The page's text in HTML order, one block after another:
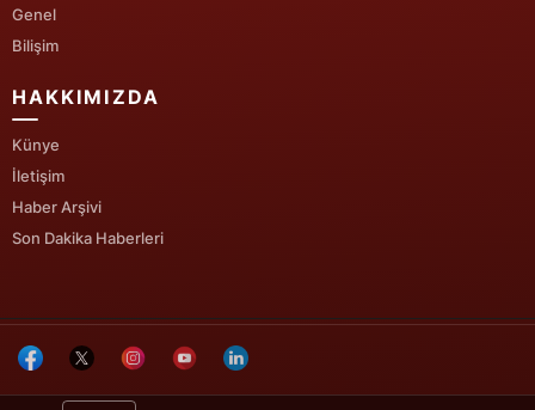
Sakarya
Genel
Bilişim
HAKKIMIZDA
Künye
İletişim
Haber Arşivi
Son Dakika Haberleri